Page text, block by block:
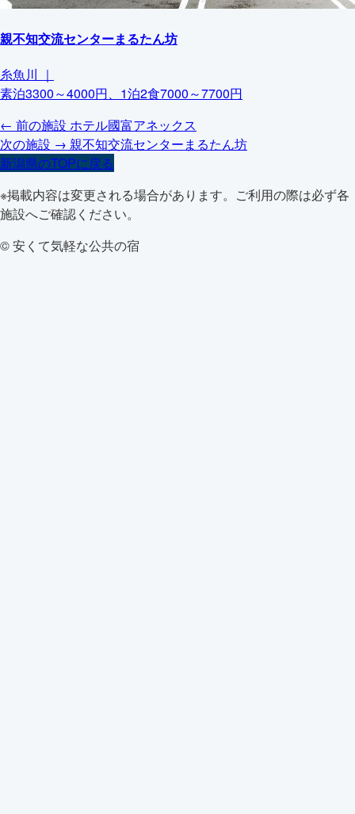
親不知交流センターまるたん坊
糸魚川 ｜
素泊3300～4000円、1泊2食7000～7700円
← 前の施設 ホテル國富アネックス
次の施設 → 親不知交流センターまるたん坊
新潟県のTOPに戻る
※掲載内容は変更される場合があります。ご利用の際は必ず各
施設へご確認ください。
© 安くて気軽な公共の宿